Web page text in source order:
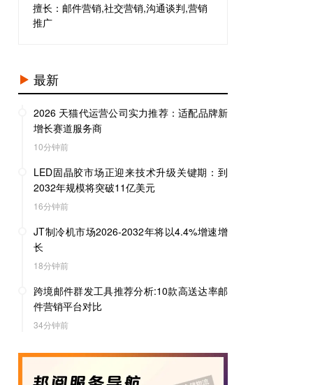
擅长：邮件营销,社交营销,沟通谈判,营销
推广
最新
2026 天猫代运营公司实力推荐：适配品牌新
增长赛道服务商
10分钟前
LED固晶胶市场正迎来技术升级关键期：到
2032年规模将突破11亿美元
16分钟前
JT制冷机市场2026-2032年将以4.4%增速增
长
18分钟前
跨境邮件群发工具推荐分析:10款高送达率邮
件营销平台对比
34分钟前